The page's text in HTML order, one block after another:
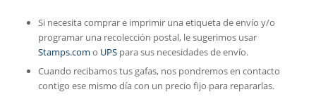
Si necesita comprar e imprimir una etiqueta de envío y/o
programar una recolección postal, le sugerimos usar
Stamps.com o UPSpara sus necesidades de envío.
Cuando recibamos tus gafas, nos pondremos en contacto
contigo ese mismo día con un precio fijo para repararlas.